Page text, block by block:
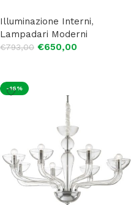
Illuminazione Interni,
Lampadari Moderni
€793,00 €650,00
-16%